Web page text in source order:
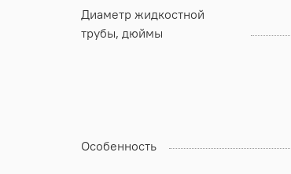
Диаметр жидкостной
трубы, дюймы
Особенность